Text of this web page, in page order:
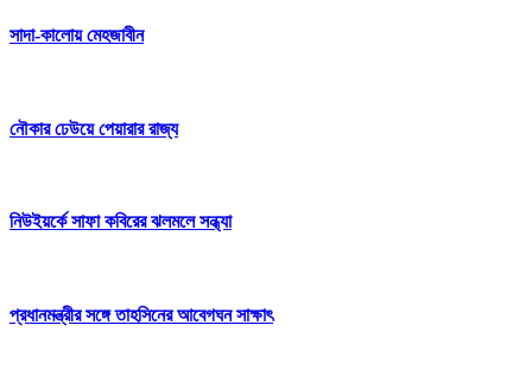
সাদা-কালোয় মেহজাবীন
নৌকার ঢেউয়ে পেয়ারার রাজ্য
নিউইয়র্কে সাফা কবিরের ঝলমলে সন্ধ্যা
প্রধানমন্ত্রীর সঙ্গে তাহসিনের আবেগঘন সাক্ষাৎ